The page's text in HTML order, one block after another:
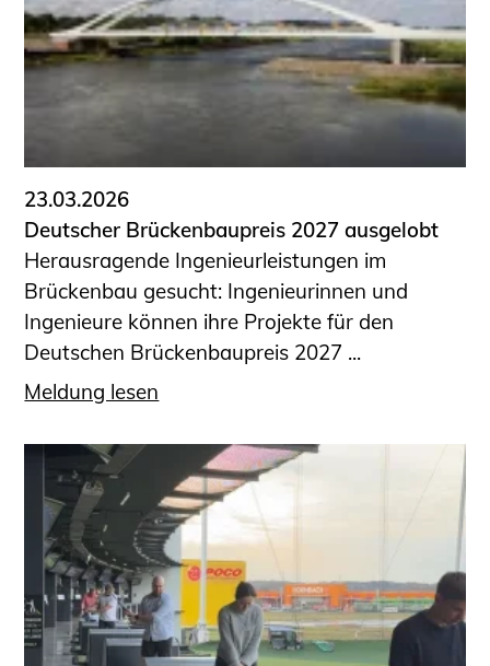
23.03.2026
Deutscher Brückenbaupreis 2027 ausgelobt
Herausragende Ingenieurleistungen im
Brückenbau gesucht: Ingenieurinnen und
Ingenieure können ihre Projekte für den
Deutschen Brückenbaupreis 2027 ...
Meldung lesen